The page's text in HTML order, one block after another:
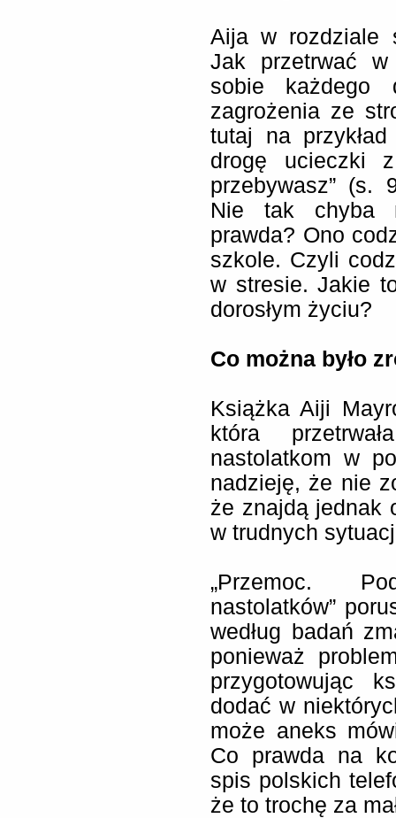
Aija w rozdziale
Jak przetrwać
sobie
zagrożenia ze
tutaj na
drogę ucieczki
przebywasz” (s.
Nie tak chyba
prawda? Ono
szkole. Czyli
w stresie. Jakie
dorosłym życiu?
Co można było
Książka Aiji
która
nastolatkom w
nadzieję, że nie
że znajdą jednak
w trudnych
„Przemoc.
nastolatków”
według badań
ponieważ
przygotowując
dodać w
może aneks
Co prawda na
spis polskich
że to trochę za